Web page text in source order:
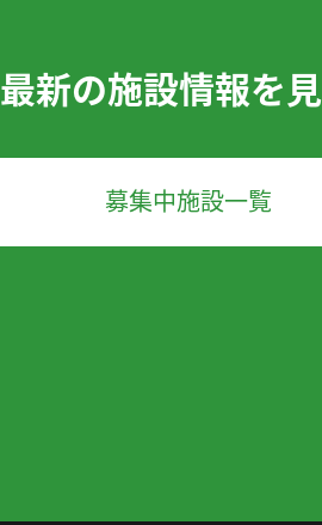
最新の施設情報を
募集中施設一覧